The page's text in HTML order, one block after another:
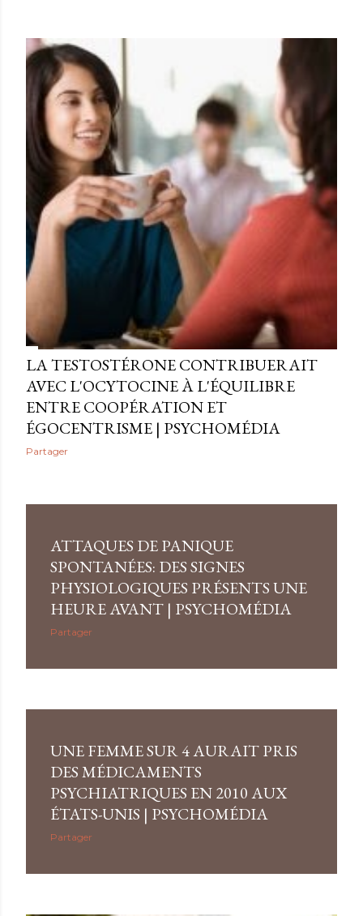
LA TESTOSTÉRONE CONTRIBUERAIT
AVEC L'OCYTOCINE À L'ÉQUILIBRE
ENTRE COOPÉRATION ET
ÉGOCENTRISME | PSYCHOMÉDIA
Partager
ATTAQUES DE PANIQUE
SPONTANÉES: DES SIGNES
PHYSIOLOGIQUES PRÉSENTS UNE
HEURE AVANT | PSYCHOMÉDIA
Partager
UNE FEMME SUR 4 AURAIT PRIS
DES MÉDICAMENTS
PSYCHIATRIQUES EN 2010 AUX
ÉTATS-UNIS | PSYCHOMÉDIA
Partager